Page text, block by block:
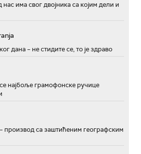
има свог двојника са којим дели и
дана – не стидите се, то је здраво
најбоље грамофонске ручице
производ са заштићеним географским